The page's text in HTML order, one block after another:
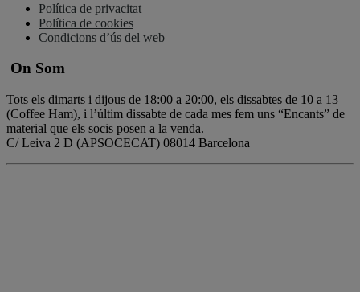
Política de privacitat
Política de cookies
Condicions d’ús del web
On Som
Tots els dimarts i dijous de 18:00 a 20:00, els dissabtes de 10 a 13
(Coffee Ham), i l’últim dissabte de cada mes fem uns “Encants” de
material que els socis posen a la venda.
C/ Leiva 2 D (APSOCECAT) 08014 Barcelona